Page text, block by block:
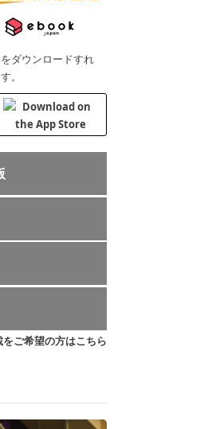
ダウンロードすれ
。
をご希望の方はこちら